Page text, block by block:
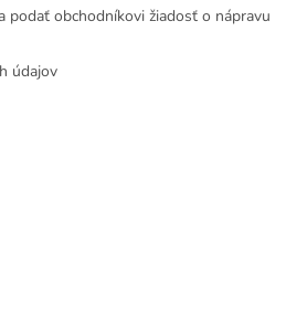
podať obchodníkovi žiadosť o nápravu
údajov